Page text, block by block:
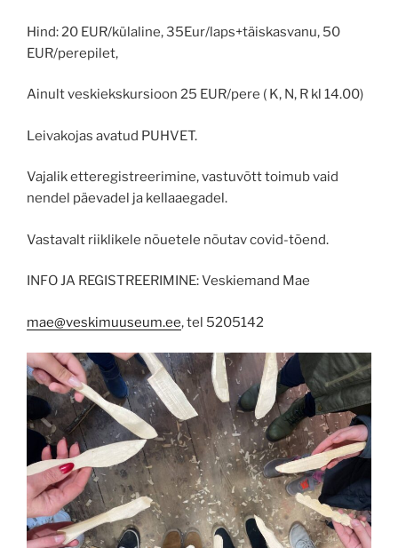
Hind: 20 EUR/külaline, 35Eur/laps+täiskasvanu, 50
EUR/perepilet,
Ainult veskiekskursioon 25 EUR/pere ( K, N, R kl 14.00)
Leivakojas avatud PUHVET.
Vajalik etteregistreerimine, vastuvõtt toimub vaid
nendel päevadel ja kellaaegadel.
Vastavalt riiklikele nõuetele nõutav covid-tõend.
INFO JA REGISTREERIMINE: Veskiemand Mae
mae@veskimuuseum.ee, tel 5205142